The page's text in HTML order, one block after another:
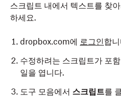
스크립트 내에서 텍스트를 찾
하세요.
dropbox.com에 로그인합
수정하려는 스크립트가 포
일을 엽니다.
도구 모음에서 스크립트를